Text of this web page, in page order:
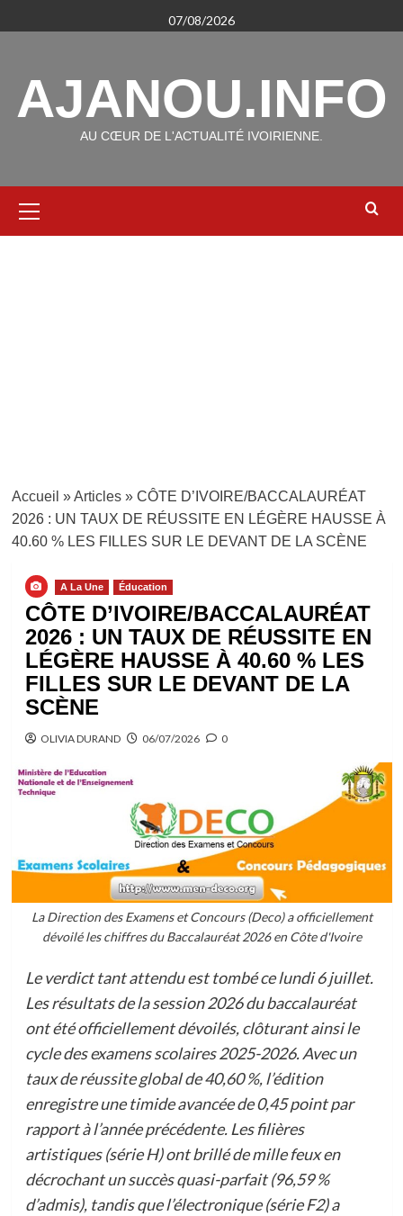
au
07/08/2026
AJANOU.INFO
AU CŒUR DE L'ACTUALITÉ IVOIRIENNE.
principal
Accueil »Articles» CÔTE D’IVOIRE/BACCALAURÉAT
2026 : UN TAUX DE RÉUSSITE EN LÉGÈRE HAUSSE À
40.60 % LES FILLES SUR LE DEVANT DE LA SCÈNE
A La Une Éducation
CÔTE D’IVOIRE/BACCALAURÉAT
2026 : UN TAUX DE RÉUSSITE EN
LÉGÈRE HAUSSE À 40.60 % LES
FILLES SUR LE DEVANT DE LA
SCÈNE
OLIVIA DURAND 06/07/2026 0
La Direction des Examens et Concours (Deco) a officiellement
dévoilé les chiffres du Baccalauréat 2026 en Côte d'Ivoire
Le verdict tant attendu est tombé ce lundi 6 juillet.
Les résultats de la session 2026 du baccalauréat
ont été officiellement dévoilés, clôturant ainsi le
cycle des examens scolaires 2025-2026. Avec un
taux de réussite global de 40,60 %, l’édition
enregistre une timide avancée de 0,45 point par
rapport à l’année précédente. Les filières
artistiques (série H) ont brillé de mille feux en
décrochant un succès quasi-parfait (96,59 %
d’admis), tandis que l’électronique (série F2) a